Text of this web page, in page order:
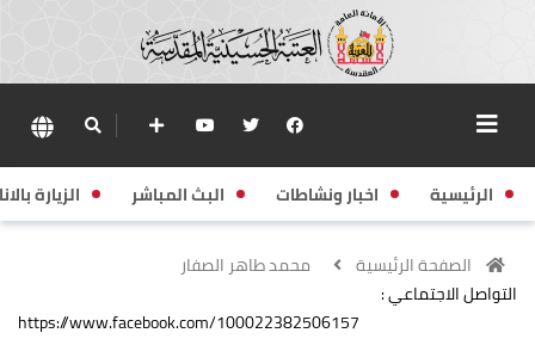
الرئيسية اخبار ونشاطات البث المباشر الزيارة
الصفحة الرئيسية
محمد طاهر الصفار
التواصل الاجتماعي :
https://www.facebook.com/100022382506157